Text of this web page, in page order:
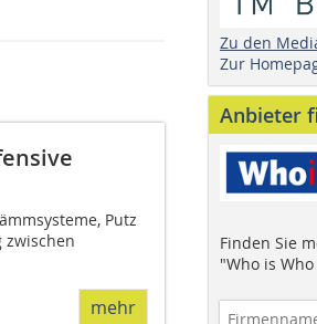
Putz
zwischen
mehr
Zu den
Zur
Anbieter
Finden Sie
"Who is